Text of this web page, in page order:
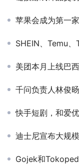
苹果会成为第一
SHEIN、Temu
美团本月上线巴
千问负责人林俊旸
快手短剧，和爱
迪士尼宣布大规
Gojek和Tokopedia